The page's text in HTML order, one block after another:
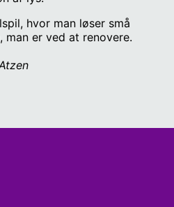
hvor man løser små
er ved at renovere.